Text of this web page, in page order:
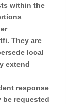
within the
They are
local
extend
response
be requested